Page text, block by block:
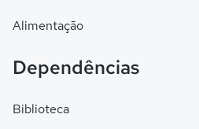
Alimentação
Dependências
Biblioteca